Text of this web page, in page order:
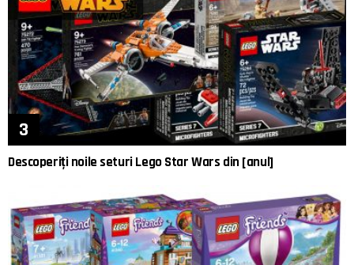
Descoperiți noile seturi Lego Star Wars din [anul]